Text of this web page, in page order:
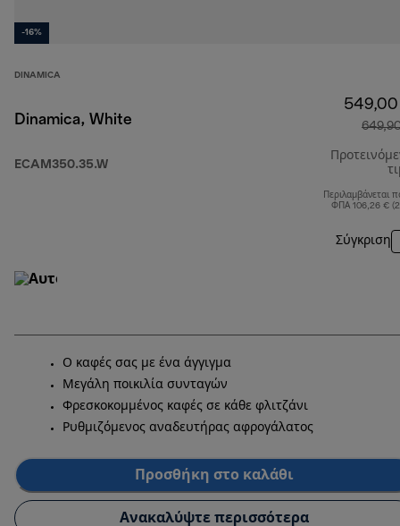
-16%
DINAMICA
Dinamica, White
ECAM350.35.W
Περιλαμβάνεται
ΦΠΑ 106,26 €
Σύγκριση
Ο καφές σας με ένα άγγιγμα
Μεγάλη ποικιλία συνταγών
Φρεσκοκομμένος καφές σε κάθε φλιτζάνι
Ρυθμιζόμενος αναδευτήρας αφρογάλατος
Προσθήκη στο καλάθι
Ανακαλύψτε περισσότερα